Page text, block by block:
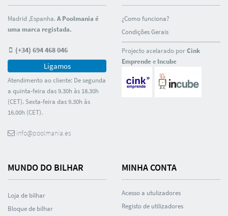
Madrid ,Espanha.A Poolmania é
uma marca registada.
(+34) 694 468 046
Ligamos
Atendimento ao cliente: De segunda
a quinta-feira das 9.30h às 18.30h
(CET). Sexta-feira das 9.30h às
16.00h (CET).
info@poolmania.es
¿Como funciona?
Condições Gerais
Projecto acelarado porCink
Emprendee Incube
MUNDO DO BILHAR
Loja de bilhar
Bloque de bilhar
MINHA CONTA
Acesso a utulizadores
Registo de utilizadores